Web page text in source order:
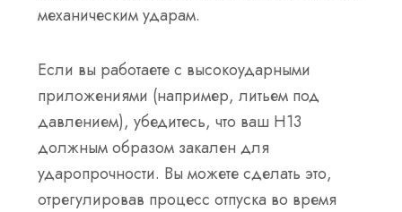
механическим ударам.
Если вы работаете с высокоударными
приложениями (например, литьем под
давлением), убедитесь, что ваш H13
должным образом закален для
ударопрочности. Вы можете сделать это,
отрегулировав процесс отпуска во время